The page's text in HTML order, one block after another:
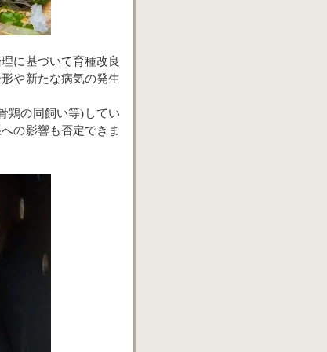
に基づいて育種改良
や新たな病気の発生
鶏の同飼い等) してい
の影響も否定できま